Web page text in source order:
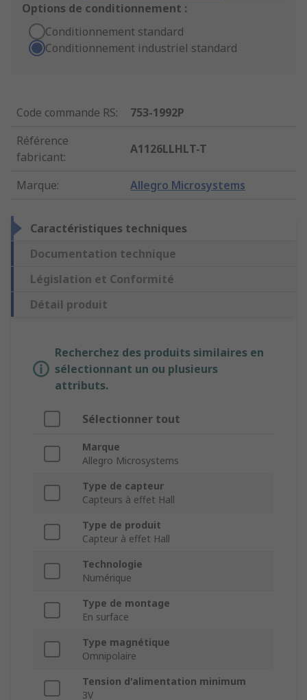
Options de conditionnement :
Conditionnement standard
Conditionnement industriel standard
Code commande RS:
753-1992P
Référence
fabricant:
A1126LLHLT-T
Marque: Allegro Microsystems
Caractéristiques techniques
Documentation technique
Législation et Conformité
Détail produit
Recherchez des produits similaires en
sélectionnant un ou plusieurs
attributs.
Sélectionner tout
Marque
Allegro Microsystems
Type de capteur
Capteurs à effet Hall
Type de produit
Capteur à effet Hall
Technologie
Numérique
Type de montage
En surface
Type magnétique
Omnipolaire
Tension d'alimentation minimum
3V